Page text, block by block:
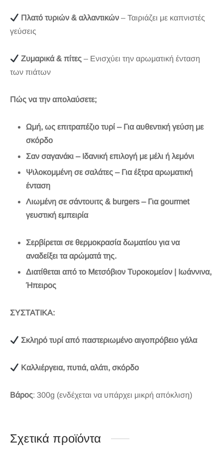
Πλατό τυριών & αλλαντικών – Ταιριάζει με καπνιστές
γεύσεις
Ζυμαρικά & πίτες – Ενισχύει την αρωματική ένταση
των πιάτων
Πώς να την απολαύσετε;
Ωμή, ως επιτραπέζιο τυρί – Για αυθεντική γεύση με
σκόρδο
Σαν σαγανάκι – Ιδανική επιλογή με μέλι ή λεμόνι
Ψιλοκομμένη σε σαλάτες – Για έξτρα αρωματική
ένταση
Λιωμένη σε σάντουιτς & burgers – Για gourmet
γευστική εμπειρία
Σερβίρεται σε θερμοκρασία δωματίου για να
αναδείξει τα αρώματά της.
Διατίθεται από το Μετσόβιον Τυροκομείον | Ιωάννινα,
Ήπειρος
ΣΥΣΤΑΤΙΚΑ:
Σκληρό τυρί από παστεριωμένο αιγοπρόβειο γάλα
Καλλιέργεια, πυτιά, αλάτι, σκόρδο
Βάρος: 300g (ενδέχεται να υπάρχει μικρή απόκλιση)
Σχετικά προϊόντα